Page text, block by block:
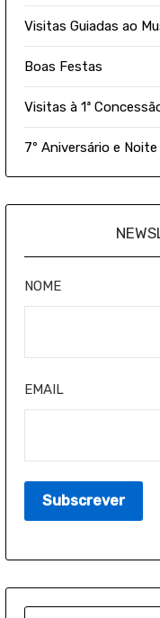
Visitas Guiadas ao
Boas Festas
Visitas à 1ª
7º Aniversário e
NOME
EMAIL